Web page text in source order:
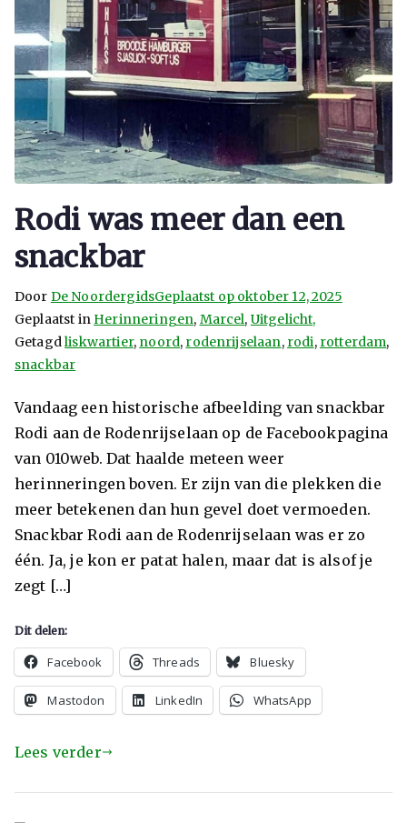
Rodi was meer dan een
snackbar
Door De NoordergidsGeplaatst op oktober 12, 2025
Geplaatst in Herinneringen, Marcel, Uitgelicht,
Getagdliskwartier, noord, rodenrijselaan, rodi, rotterdam,
snackbar
Vandaag een historische afbeelding van snackbar
Rodi aan de Rodenrijselaan op de Facebookpagina
van 010web. Dat haalde meteen weer
herinneringen boven. Er zijn van die plekken die
meer betekenen dan hun gevel doet vermoeden.
Snackbar Rodi aan de Rodenrijselaan was er zo
één. Ja, je kon er patat halen, maar dat is alsof je
zegt […]
Dit delen:
Facebook Threads Bluesky
Mastodon LinkedIn WhatsApp
Lees verder